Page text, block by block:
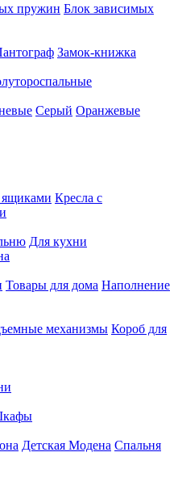
пружин Блок зависимых
Замок-книжка
Серый Оранжевые
ящиками Кресла с
Для кухни
Товары для дома Наполнение
механизмы Короб для
Детская Модена Спальня